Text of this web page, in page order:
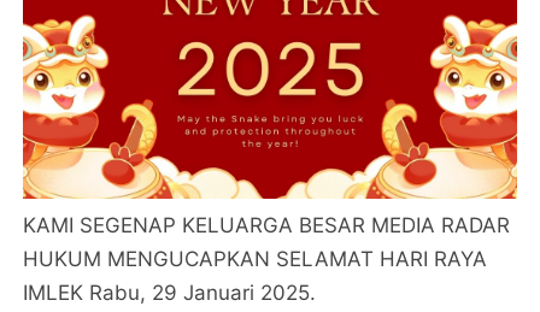
KAMI SEGENAP KELUARGA BESAR MEDIA RADAR
HUKUM MENGUCAPKAN SELAMAT HARI RAYA
IMLEK Rabu, 29 Januari 2025.